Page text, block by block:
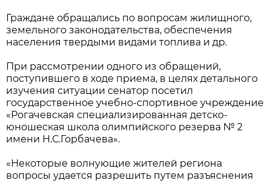
Граждане обращались по вопросам жилищного,
земельного законодательства, обеспечения
населения твердыми видами топлива и др.
При рассмотрении одного из обращений,
поступившего в ходе приема, в целях детального
изучения ситуации сенатор посетил
государственное учебно-спортивное учреждение
«Рогачевская специализированная детско-
юношеская школа олимпийского резерва № 2
имени Н.С.Горбачева».
«Некоторые волнующие жителей региона
вопросы удается разрешить путем разъяснения